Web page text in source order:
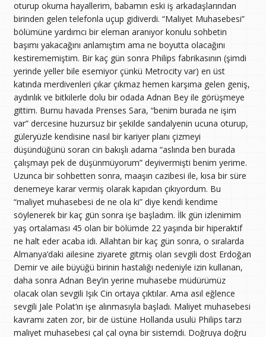
oturup okuma hayallerim, babamın eski iş arkadaşlarından
birinden gelen telefonla uçup gidiverdi. “Maliyet Muhasebesi”
bölümüne yardımcı bir eleman aranıyor konulu sohbetin
başımı yakacağını anlamıştım ama ne boyutta olacağını
kestirememiştim. Bir kaç gün sonra Philips fabrikasının (şimdi
yerinde yeller bile esemiyor çünkü Metrocity var) en üst
katında merdivenleri çıkar çıkmaz hemen karşıma gelen geniş,
aydınlık ve bitkilerle dolu bir odada Adnan Bey ile görüşmeye
gittim. Burnu havada Prenses Sara, “benim burada ne işim
var” dercesine huzursuz bir şekilde sandalyenin ucuna oturup,
güleryüzle kendisine nasıl bir kariyer planı çizmeyi
düşündüğünü soran cin bakışlı adama “aslında ben burada
çalışmayı pek de düşünmüyorum” deyivermişti benim yerime.
Uzunca bir sohbetten sonra, maaşın cazibesi ile, kısa bir süre
denemeye karar vermiş olarak kapıdan çıkıyordum. Bu
“maliyet muhasebesi de ne ola ki” diye kendi kendime
söylenerek bir kaç gün sonra işe başladım. İlk gün izlenimim
yaş ortalaması 45 olan bir bölümde 22 yaşında bir hiperaktif
ne halt eder acaba idi. Allahtan bir kaç gün sonra, o sıralarda
Almanya’daki ailesine ziyarete gitmiş olan sevgili dost Erdoğan
Demir ve aile büyüğü birinin hastalığı nedeniyle izin kullanan,
daha sonra Adnan Bey’in yerine muhasebe müdürümüz
olacak olan sevgili Işık Cin ortaya çıktılar. Ama asıl eğlence
sevgili Jale Polat’ın işe alınmasıyla başladı. Maliyet muhasebesi
kavramı zaten zor, bir de üstüne Hollanda usulü Philips tarzı
maliyet muhasebesi çal çal oyna bir sistemdi. Doğruya doğru